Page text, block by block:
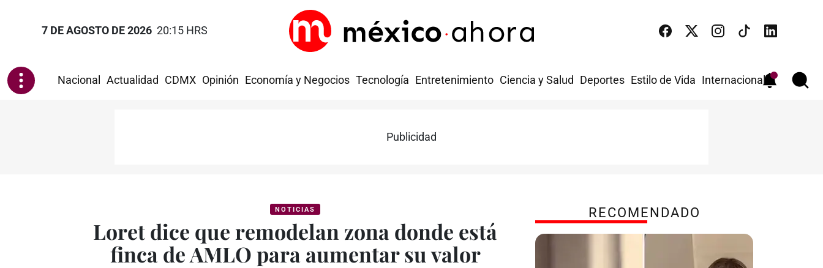
7 DE AGOSTO DE 2026 20:15 HRS
Nacional Actualidad CDMX Opinión Economía y Negocios Tecnología Entretenimiento Ciencia y Salud Deportes Estilo de Vida Internacional
Publicidad
NOTICIAS
Loret dice que remodelan zona donde está
finca de AMLO para aumentar su valor
RECOMENDADO